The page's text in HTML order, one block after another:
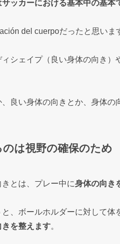
ッカーにおける基本中の基本
del cuerpoだったと思いま
シェイプ（良い身体の向き
良い身体の向きとか、身体の
は視野の確保のため
とは、プレー中に身体の向き
、ボールホルダーに対して体
を整えます。